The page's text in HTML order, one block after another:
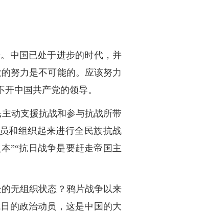
中国已处于进步的时代，并
努力是不可能的。应该努力
中国共产党的领导。
动支援抗战和参与抗战所带
和组织起来进行全民族抗战
”“抗日战争是要赶走帝国主
无组织状态？鸦片战争以来
的政治动员，这是中国的大